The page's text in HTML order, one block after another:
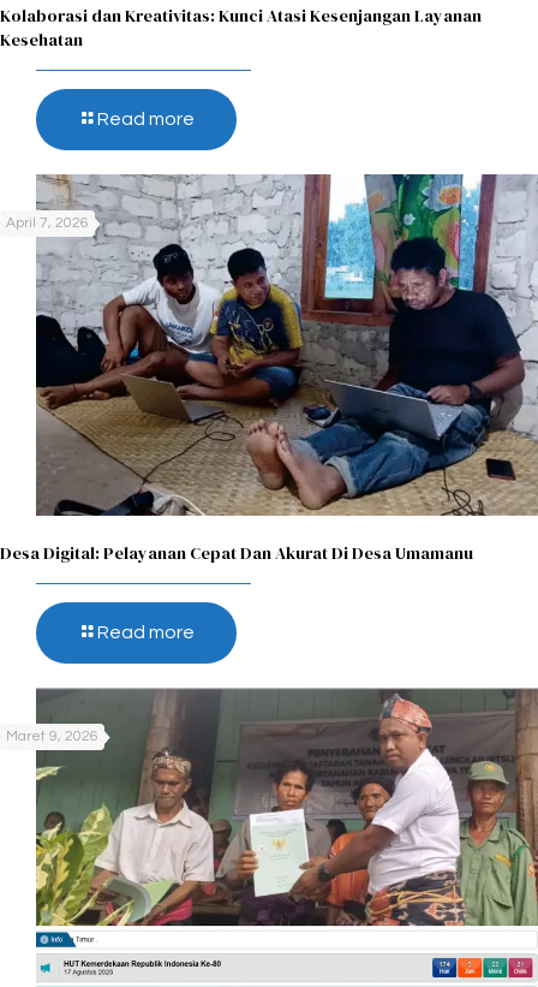
Kolaborasi dan Kreativitas: Kunci Atasi Kesenjangan Layanan
Kesehatan
Read more
April 7, 2026
Desa Digital: Pelayanan Cepat Dan Akurat Di Desa Umamanu
Read more
Maret 9, 2026